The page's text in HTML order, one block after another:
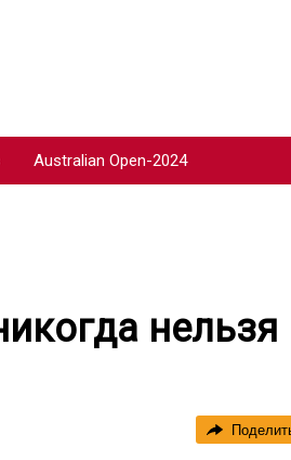
Australian Open-2024
нельзя